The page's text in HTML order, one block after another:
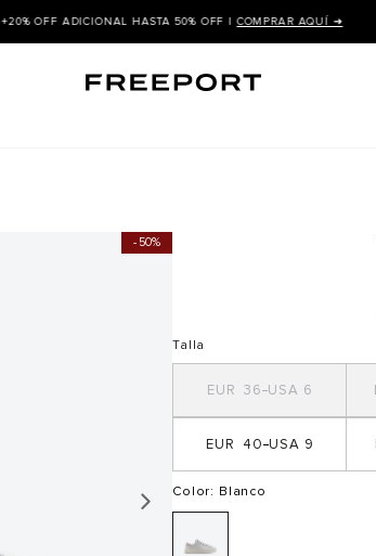
+20% OFF ADICIONAL HASTA 50% OFF |COMPRAR AQUÍ ➜
50%
Talla
6
36
9
40
Color: Blanco